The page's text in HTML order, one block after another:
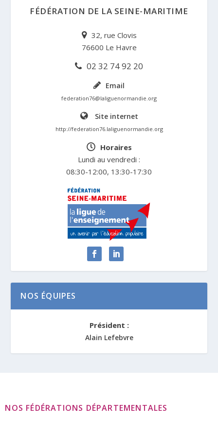
FÉDÉRATION DE LA SEINE-MARITIME
32, rue Clovis
76600 Le Havre
02 32 74 92 20
Email
federation76@laliguenormandie.org
Site internet
http://federation76.laliguenormandie.org
Horaires
Lundi au vendredi :
08:30-12:00, 13:30-17:30
NOS ÉQUIPES
Président :
Alain Lefebvre
NOS FÉDÉRATIONS DÉPARTEMENTALES